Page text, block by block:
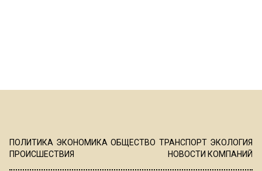
ПОЛИТИКА ЭКОНОМИКА ОБЩЕСТВО ТРАНСПОРТ ЭКОЛОГИЯ
ПРОИСШЕСТВИЯ
НОВОСТИ КОМПАНИЙ